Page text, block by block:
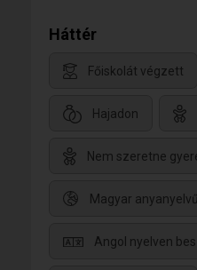
Háttér
Főiskolát végzett
Hajadon
Nem szeretne
Magyar anyanyelvű
Angol nyelven